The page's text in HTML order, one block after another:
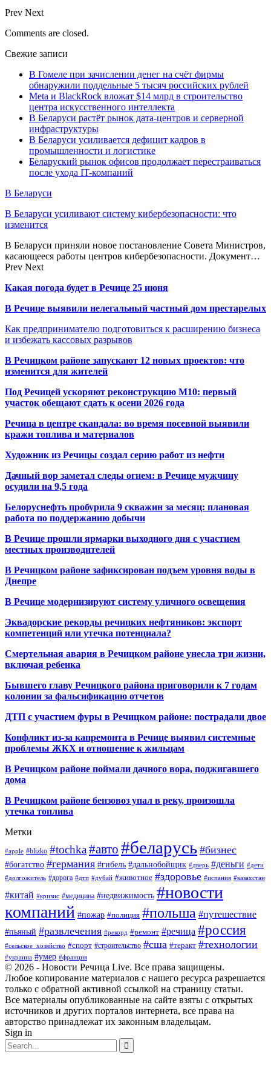
Prev Next
Comments are closed.
Свежие записи
В Гомеле при зачислении денег на счёт фирмы
обнаружили поддельные 5 тысяч российских рублей
Meta и BlackRock вложат $14 млрд в строительство
центра искусственного интеллекта
В Беларуси растёт рынок дата-центров и серверной
инфраструктуры
В Беларуси усиливается дефицит кадров в
промышленности и логистике
Беларуский рынок офисов продолжает перестраиваться
после ухода IT-компаний
В Беларуси
В Беларуси усиливают систему кибербезопасности: что
изменится
В Беларуси приняли новое постановление Совета Министров,
касающееся работы центров кибербезопасности. Документ…
Prev Next
Какая погода будет в Речице 25 июня
В Речице выявили нелегальный частный дом престарелых
Как предпринимателю подготовиться к расширению бизнеса
и избежать кассовых разрывов
В Речицком районе запускают 12 новых проектов: что
изменится для жителей
Под Речицей ускоряют реконструкцию М10: первый
участок обещают сдать к осени 2026 года
Речица в центре скандала: во время посевной выявили
кражи топлива и материалов
Художник из Речицы создал серию работ из нефти
Дачный вор заметал следы огнем: в Речице мужчину
осудили на 9,5 года
Белоруснефть пробурила 9 скважин за месяц: плановая
работа по поддержанию добычи
В Речице прошли ярмарки выходного дня с участием
местных производителей
В Речицком районе зафиксирован подъем уровня воды в
Днепре
В Речице модернизируют систему уличного освещения
Эквадорские рекорды речицких нефтяников: экспорт
компетенций или утечка потенциала?
Смертельная авария в Речицком районе унесла три жизни,
включая ребенка
Бывшего главу Речицкого района приговорили к 7 годам
колонии за фальсификацию отчетов
ДТП с участием фуры в Речицком районе: пострадали двое
Конфликт из-за капремонта в Речице выявил системные
проблемы ЖКХ и отношение к жильцам
В Речицком районе поймали дачного вора, поджигавшего
дома
В Речицком районе бензовоз упал в реку, произошла
утечка топлива
Метки
#apple #blizko #tochka#авто #беларусь #бизнес
#богатство #германия #гибель #дальнобойщик #дверь #деньги #дети
#долгожитель #дорога #дтп #дубай #животное #здоровье #испания #казахстан
#китай #кризис #медицина #недвижимость #новости
компаний #пожар #полиция #польша #путешествие
#пьяный #развлечения #рекорд #ремонт #речица #россия
#сельское_хозяйство #спорт #строительство #сша #теракт #технологии
#украина #умер #франция
© 2026 - Новости Речица Live. Все права защищены.
Любое копирование материалов с нашего ресурса разрешается
только с обратной активной ссылкой на страницу статьи.
Все материалы опубликованные на сайте взяты с открытых
источников и других порталов интернета, все права на
авторство принадлежат их законным владельцам.
Sign in